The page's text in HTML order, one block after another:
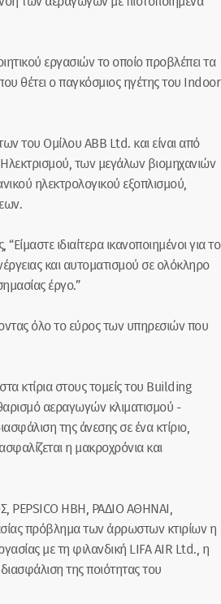
εργασιών το οποίο προβλέπει τα
θέτει ο παγκόσμιος ηγέτης του Indoor
του Ομίλου ABB Ltd. και είναι από
των μεγάλων βιομηχανιών
ηλεκτρολογικού εξοπλισμού,
ιδιαίτερα ικανοποιημένοι για το
και αυτοματισμού σε ολόκληρο
έργο.”
όλο το εύρος των υπηρεσιών που
κτίρια στους τομείς του Building
αεραγωγών κλιματισμού -
της άνεσης σε ένα κτίριο,
η μακροχρόνια και
PEPSICO HBH, ΡΑΔΙΟ ΑΘΗΝΑΙ,
πρόβλημα των άρρωστων κτιρίων η
με τη φιλανδική LIFA AIR Ltd., η
της ποιότητας του